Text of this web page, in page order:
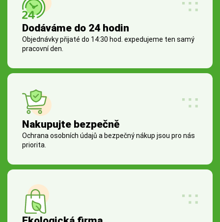
Dodáváme do 24 hodin
Objednávky přijaté do 14:30 hod. expedujeme ten samý
pracovní den.
Nakupujte bezpečně
Ochrana osobních údajů a bezpečný nákup jsou pro nás
priorita.